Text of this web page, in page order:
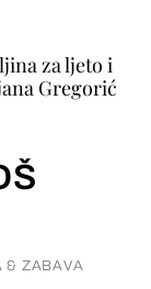
za ljeto i
Gregorić
& ZABAVA